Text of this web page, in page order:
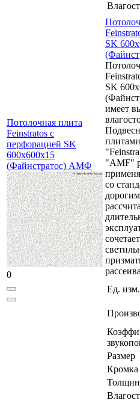
Потолочная плита
Feinstratos с
перфорацией SK
600x600x15
(Файнстратос) АМФ
0
SK
SK
имеет
"AMF"
со
Ед. изм.
Размер
Кромка